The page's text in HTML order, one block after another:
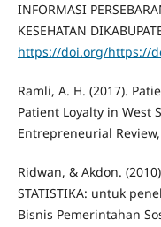
INFORMASI
KESEHATAN
https://doi.org/https://
Ramli, A. H. (2017).
Patient Loyalty in West
Entrepreneurial Review,
Ridwan, & Akdon.
STATISTIKA: untuk
Bisnis Pemerintahan